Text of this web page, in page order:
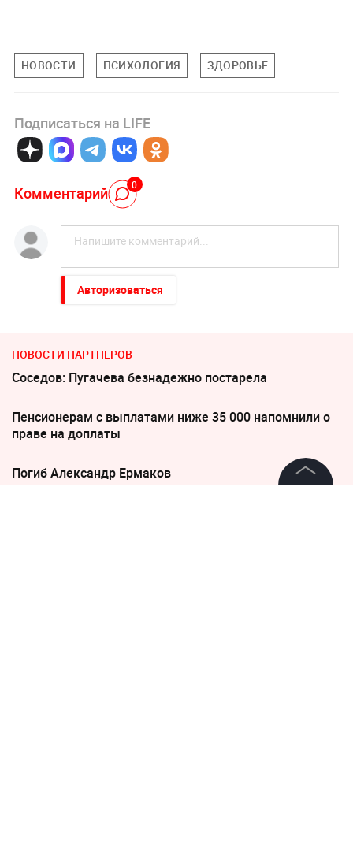
НОВОСТИ ПСИХОЛОГИЯ ЗДОРОВЬЕ
Подписаться на LIFE
Комментарий 0
Авторизоваться
НОВОСТИ ПАРТНЕРОВ
Соседов: Пугачева безнадежно постарела
Пенсионерам с выплатами ниже 35 000 напомнили о
праве на доплаты
Погиб Александр Ермаков